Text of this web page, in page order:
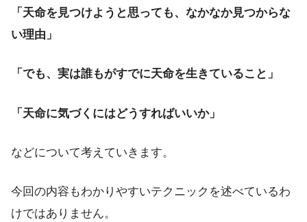
「天命を見つけようと思っても、なかなか見つからな
い理由」
「でも、実は誰もがすでに天命を生きていること」
「天命に気づくにはどうすればいいか」
などについて考えていきます。
今回の内容もわかりやすいテクニックを述べているわ
けではありません。